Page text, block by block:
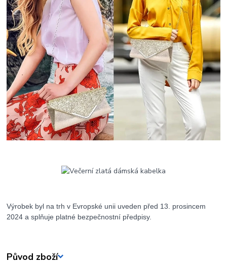
Výrobek byl na trh v Evropské unii uveden před 13. prosincem
2024 a splňuje platné bezpečnostní předpisy.
Původ zboží